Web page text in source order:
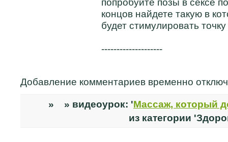
концов найдете такую в
будет стимулировать
--------------------
Добавление комментариев временно
» » видеоурок: 'Массаж, который
из категории